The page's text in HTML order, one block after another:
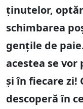
ținutelor,
schimbarea
gențile de
acestea se
și în fiecare zi!
descoperă în